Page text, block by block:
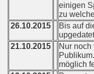
einigen
zu
26.10.2015
Bis auf
21.10.2015
Nur
möglich